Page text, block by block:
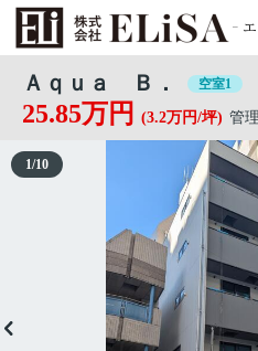
Ａｑｕａ Ｂ． 空室1
25.85万円 (3.2万円/坪) 管
1/10